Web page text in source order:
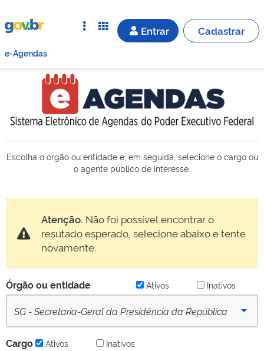
Entrar Cadastrar
e-Agendas
Escolha o órgão ou entidade e, em seguida, selecione o cargo ou
o agente público de interesse.
Atenção. Não foi possível encontrar o
resutado esperado, selecione abaixo e tente
novamente.
Órgão ou entidade Ativos Inativos
SG - Secretaria-Geral da Presidência da República
Cargo Ativos Inativos